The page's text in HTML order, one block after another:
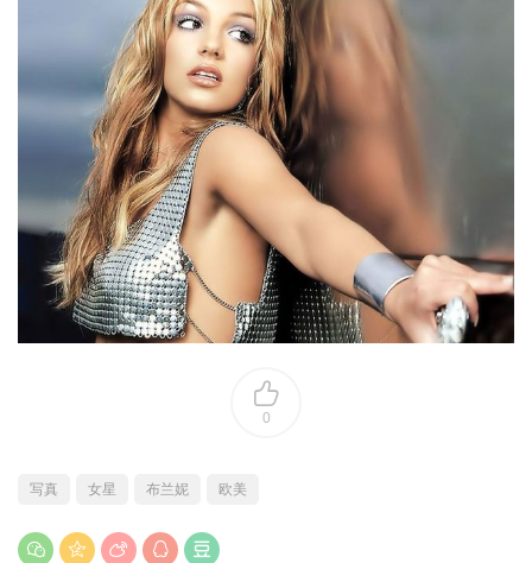
0
写真 女星 布兰妮 欧美